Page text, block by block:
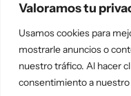
Valoramos tu
Usamos cookies para
mostrarle anuncios o
nuestro tráfico. Al hacer
consentimiento a nuestro